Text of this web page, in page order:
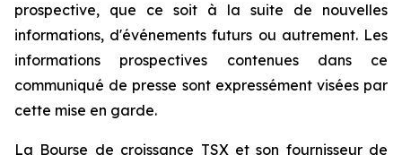
prospective, que ce soit à la suite de nouvelles
informations, d'événements futurs ou autrement. Les
informations prospectives contenues dans ce
communiqué de presse sont expressément visées par
cette mise en garde.
La Bourse de croissance TSX et son fournisseur de